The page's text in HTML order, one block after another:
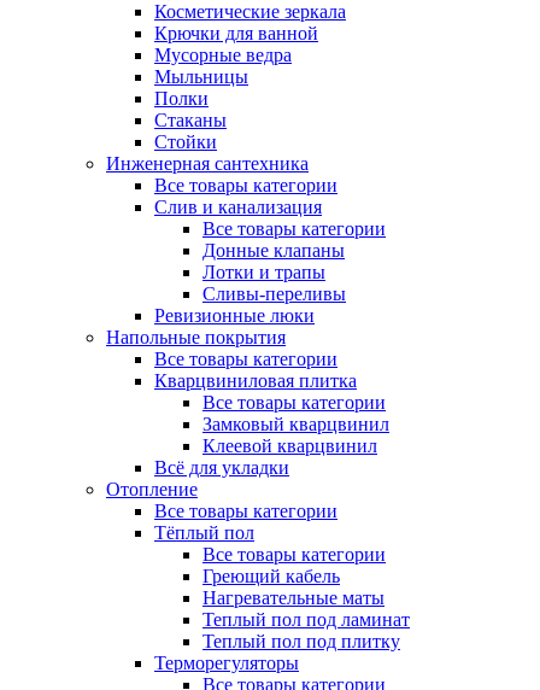
Косметические зеркала
Крючки для ванной
Мусорные ведра
Мыльницы
Полки
Стаканы
Стойки
Инженерная сантехника
Все товары категории
Слив и канализация
Все товары категории
Донные клапаны
Лотки и трапы
Сливы-переливы
Ревизионные люки
Напольные покрытия
Все товары категории
Кварцвиниловая плитка
Все товары категории
Замковый кварцвинил
Клеевой кварцвинил
Всё для укладки
Отопление
Все товары категории
Тёплый пол
Все товары категории
Греющий кабель
Нагревательные маты
Теплый пол под ламинат
Теплый пол под плитку
Терморегуляторы
Все товары категории